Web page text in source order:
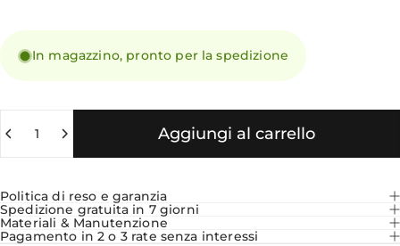
In magazzino, pronto per la spedizione
Aggiungi al carrello
Politica di reso e garanzia
Spedizione gratuita in 7 giorni
Materiali & Manutenzione
Pagamento in 2 o 3 rate senza interessi